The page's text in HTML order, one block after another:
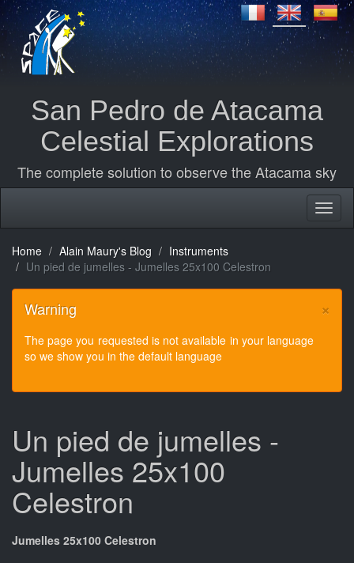
San Pedro de Atacama
Celestial Explorations
The complete solution to observe the Atacama sky
Home Alain Maury's Blog
Instruments
Un pied de jumelles - Jumelles 25x100 Celestron
×
Warning
The page you requested is not available in your language
so we show you in the default language
Un pied de jumelles -
Jumelles 25x100
Celestron
Jumelles 25x100 Celestron